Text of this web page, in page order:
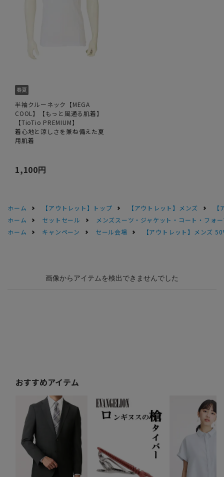
半袖クルーネック【MEGA
COOL】【もっと風通る肌着】
【TioTio PREMIUM】
着心地と涼しさを兼ね備えた夏
用肌着
1,100円
ホーム 【アウトレット】トップ 【アウトレット】メンズ
ホーム
セットセール
メンズスーツ・ジャケット・コート・フォ
ホーム
キャンペーン セール会場 【アウトレット】メンズ